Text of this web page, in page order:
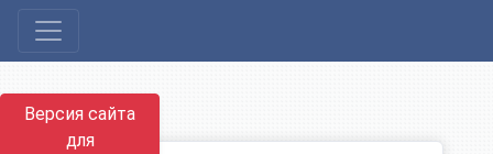
Версия сайта
для